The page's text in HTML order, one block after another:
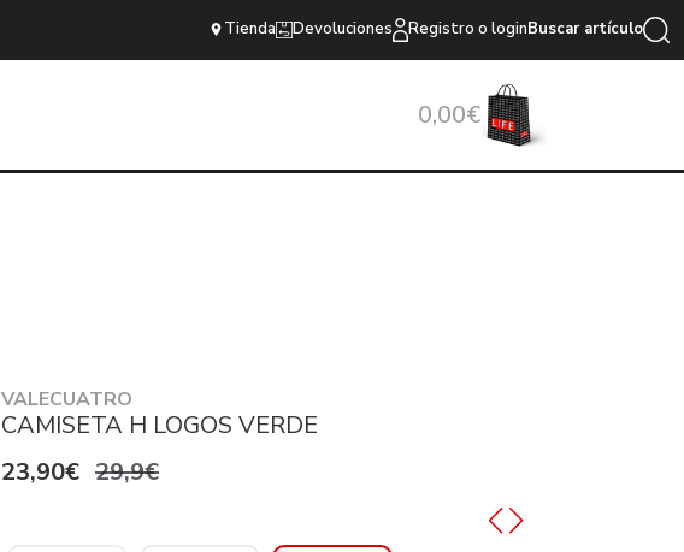
Tienda Devoluciones Registro o loginBuscar artículo
0,00€
VALECUATRO
CAMISETA H LOGOS VERDE
23,90€ 29,9€